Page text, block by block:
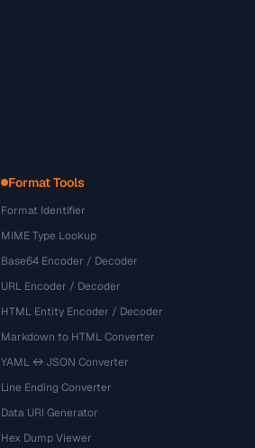
Format Tools
Format Identifier
MIME Type Lookup
Base64 Encoder / Decoder
URL Encoder / Decoder
HTML Entity Encoder / Decoder
Markdown to HTML Converter
YAML ↔ JSON Converter
Line Ending Converter
Data URI Generator
Hex Dump Viewer